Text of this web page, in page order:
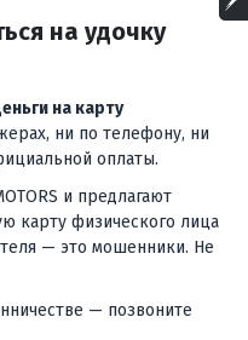
+7 800
на удочку
на карту
ни по телефону, ни
оплаты.
и предлагают
карту физического лица
— это мошенники. Не
— позвоните